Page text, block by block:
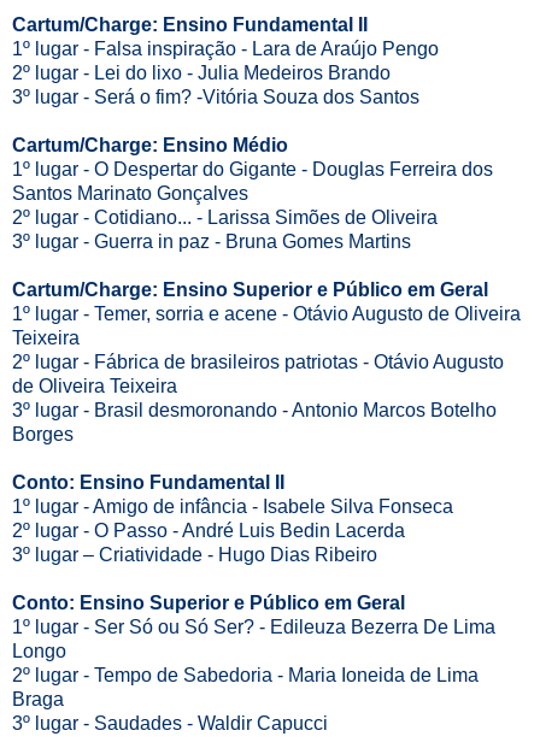
Cartum/Charge: Ensino Fundamental II
1º lugar - Falsa inspiração - Lara de Araújo Pengo
2º lugar - Lei do lixo - Julia Medeiros Brando
3º lugar - Será o fim? -Vitória Souza dos Santos
Cartum/Charge: Ensino Médio
1º lugar - O Despertar do Gigante - Douglas Ferreira dos
Santos Marinato Gonçalves
2º lugar - Cotidiano... - Larissa Simões de Oliveira
3º lugar - Guerra in paz - Bruna Gomes Martins
Cartum/Charge: Ensino Superior e Público em Geral
1º lugar - Temer, sorria e acene - Otávio Augusto de Oliveira
Teixeira
2º lugar - Fábrica de brasileiros patriotas - Otávio Augusto
de Oliveira Teixeira
3º lugar - Brasil desmoronando - Antonio Marcos Botelho
Borges
Conto: Ensino Fundamental II
1º lugar - Amigo de infância - Isabele Silva Fonseca
2º lugar - O Passo - André Luis Bedin Lacerda
3º lugar – Criatividade - Hugo Dias Ribeiro
Conto: Ensino Superior e Público em Geral
1º lugar - Ser Só ou Só Ser? - Edileuza Bezerra De Lima
Longo
2º lugar - Tempo de Sabedoria - Maria Ioneida de Lima
Braga
3º lugar - Saudades - Waldir Capucci